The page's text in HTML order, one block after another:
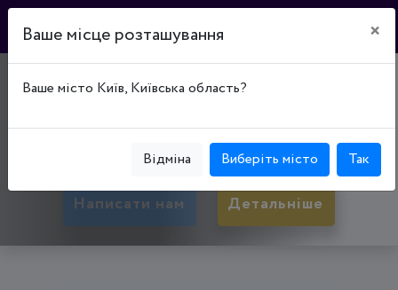
"PROCENTR"
Центрально-Міський р-н, вул. Соборності, буд. 4
Написати нам Детальніше
Ваше місце розташування ×
Ваше місто Київ, Київська область?
Відміна Виберіть місто Так